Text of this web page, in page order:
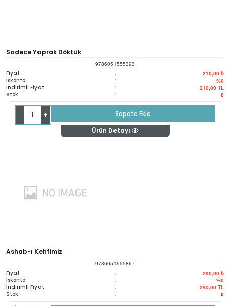
Sadece Yaprak Döktük
9786051555393
Fiyat : 210,00 ₺
İskonto : %0
İndirimli Fiyat : 210,00 TL
Stok : 0
- +
Sepete Ekle
Ürün Detayı
Ashab-ı Kehfimiz
9786051555867
Fiyat : 290,00 ₺
İskonto : %0
İndirimli Fiyat : 290,00 TL
Stok : 0